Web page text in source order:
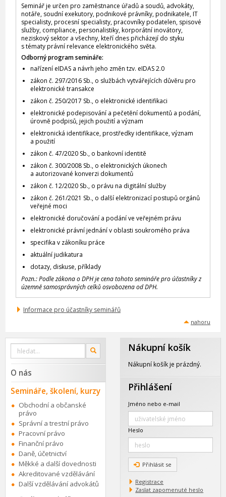
Seminář je určen pro zaměstnance úřadů a soudů, advokáty,
notáře, soudní exekutory, podnikové právníky, podnikatele, IT
specialisty, procesní specialisty, pracovníky podatelen, spisové
služby, compliance, personalistiky, korporátní inovátory,
neziskový sektor a všechny, kteří dnes přicházejí do styku
s tématy právní relevance elektronického světa.
Odborný program semináře:
nařízení eIDAS a návrh jeho změn tzv. eIDAS 2.0
zákon č. 297/2016 Sb., o službách vytvářejících důvěru pro
elektronické transakce
zákon č. 250/2017 Sb., o elektronické identifikaci
elektronické podepisování a pečetění dokumentů a podání,
úrovně podpisů, jejich použití a význam
elektronická identifikace, prostředky identifikace, význam
a použití
zákon č. 47/2020 Sb., o bankovní identitě
zákon č. 300/2008 Sb., o elektronických úkonech
a autorizované konverzi dokumentů
zákon č. 12/2020 Sb., o právu na digitální služby
zákon č. 261/2021 Sb., o další elektronizací postupů orgánů
veřejné moci
elektronické doručování a podání ve veřejném právu
elektronické právní jednání v oblasti soukromého práva
specifika v zákoníku práce
aktuální judikatura
dotazy, diskuse, příklady
Pozn.: Podle zákona o DPH je cena tohoto semináře pro účastníky z
územně samosprávných celků osvobozena od DPH.
Informace pro účastníky seminářů
nahoru
Vyhledat
webu
OK
O nás
Semináře, školení, kurzy
Obchodní a občanské
právo
Správní a trestní právo
Pracovní právo
Finanční právo
Daně, účetnictví
Měkké a další dovednosti
Akreditované vzdělávání
Další vzdělávání advokátů
Nákupní košík
Nákupní košík je prázdný.
Přihlášení
Jméno nebo e-mail
Heslo
Přihlásit se
Registrace
Zaslat zapomenuté heslo